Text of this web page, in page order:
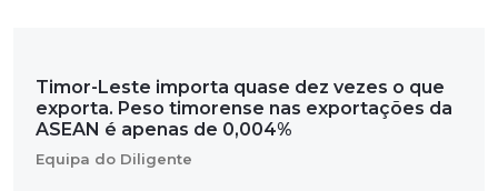
Timor-Leste importa quase dez vezes o que
exporta. Peso timorense nas exportações da
ASEAN é apenas de 0,004%
Equipa do Diligente